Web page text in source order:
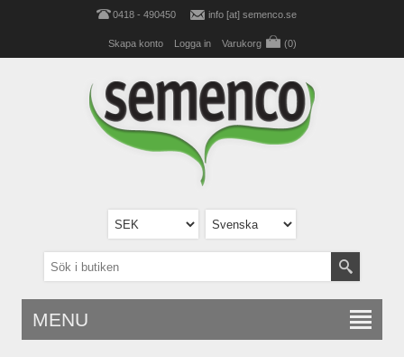
0418 - 490450 info [at] semenco.se
Skapa konto Logga in Varukorg (0)
MENU